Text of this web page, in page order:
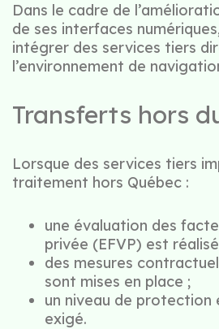
Dans le cadre de
de ses interfaces
intégrer des services tiers
l’environnement de
Transferts hors
Lorsque des services tiers
traitement hors Québec :
une évaluation des
privée (EFVP) est
des mesures
sont mises en place ;
un niveau de protection
exigé.